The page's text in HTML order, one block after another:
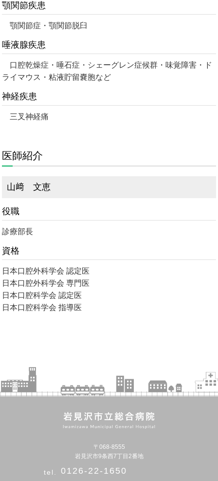
顎関節疾患
顎関節症・顎関節脱臼
唾液腺疾患
口腔乾燥症・唾石症・シェーグレン症候群・味覚障害・ド
ライマウス・粘液貯留嚢胞など
神経疾患
三叉神経痛
医師紹介
山﨑 文恵
役職
診療部長
資格
日本口腔外科学会 認定医
日本口腔外科学会 専門医
日本口腔科学会 認定医
日本口腔科学会 指導医
〒068-8555
岩見沢市9条西7丁目2番地
0126-22-1650